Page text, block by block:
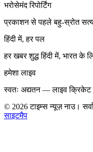
भरोसेमंद रिपोर्टिंग
प्रकाशन से पहले बहु-स्रोत
हिंदी में, हर पल
हर खबर शुद्ध हिंदी में, भारत के
हमेशा लाइव
स्वतः अद्यतन — लाइव क्रिकेट
© 2026टाइम्स न्यूज़ नाउ।
साइटमैप